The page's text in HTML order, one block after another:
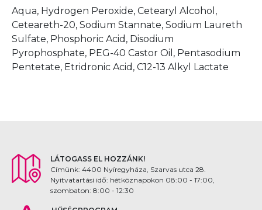
Aqua, Hydrogen Peroxide, Cetearyl Alcohol,
Ceteareth-20, Sodium Stannate, Sodium Laureth
Sulfate, Phosphoric Acid, Disodium
Pyrophosphate, PEG-40 Castor Oil, Pentasodium
Pentetate, Etridronic Acid, C12-13 Alkyl Lactate
LÁTOGASS EL HOZZÁNK!
Címünk: 4400 Nyíregyháza, Szarvas utca 28.
Nyitvatartási idő: hétköznapokon 08:00 - 17:00,
szombaton: 8:00 - 12:30